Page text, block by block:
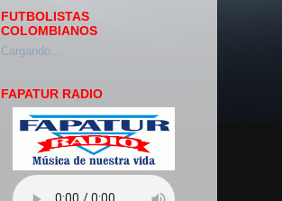
FUTBOLISTAS
COLOMBIANOS
Cargando...
FAPATUR RADIO